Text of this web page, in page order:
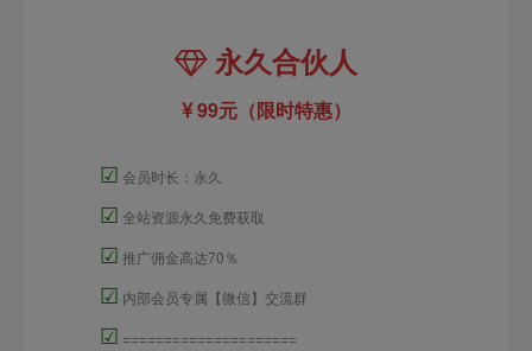
永久合伙人
99元（限时特惠）
☑ 会员时长：永久
☑ 全站资源永久免费获取
☑ 推广佣金高达70％
☑ 内部会员专属【微信】交流群
☑ =====================